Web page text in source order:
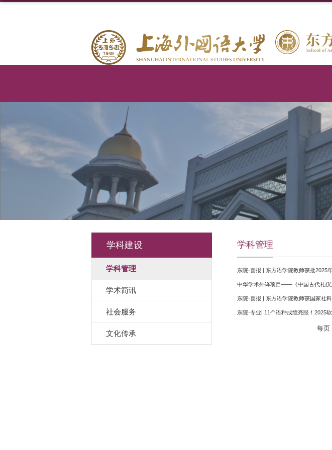
学科建设
学科管理
学术简讯
社会服务
文化传承
学科管理
东院·喜报 | 东方语学院教师获批2025
中华学术外译项目——《中国古代礼仪
东院·喜报 | 东方语学院教师获国家社
东院·专业| 11个语种成绩亮眼！2025
每页